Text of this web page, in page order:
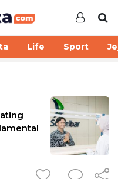
Life Sport